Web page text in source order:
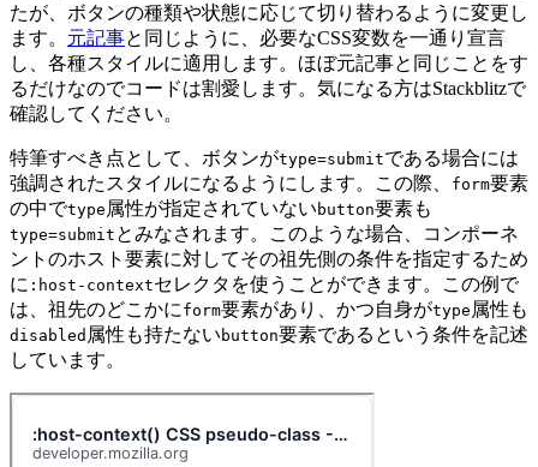
たが、ボタンの種類や状態に応じて切り替わるように変更し
ます。 元記事と同じように、必要なCSS変数を一通り宣言
し、各種スタイルに適用します。ほぼ元記事と同じことをす
るだけなのでコードは割愛します。気になる方はStackblitzで
確認してください。
特筆すべき点として、ボタンがtype=submitである場合には
強調されたスタイルになるようにします。この際、
form要素
の中でtype 属性が指定されていない button要素も
type=submit とみなされます。このような場合、コンポーネ
ントのホスト要素に対してその祖先側の条件を指定するため
に :host-contextセレクタを使うことができます。この例で
は、祖先のどこかに form要素があり、かつ自身がtype 属性も
disabled 属性も持たない button要素であるという条件を記述
しています。